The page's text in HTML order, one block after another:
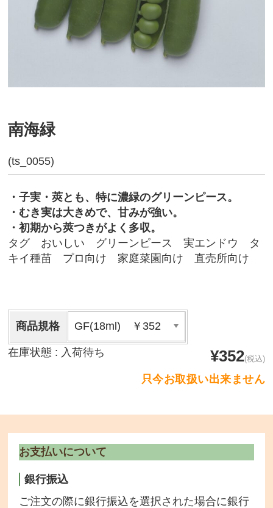
商品一覧
チェーンポット播種サービス
取り扱い商品・メーカー
南海緑
(ts_0055)
・子実・莢とも、特に濃緑のグリーンピース。
・むき実は大きめで、甘みが強い。
・初期から莢つきがよく多収。
タグ おいしい グリーンピース 実エンドウ タ
キイ種苗 プロ向け 家庭菜園向け 直売所向け
商品規格
在庫状態 : 入荷待ち ¥352(税込)
只今お取扱い出来ません
お支払いについて
銀行振込
ご注文の際に銀行振込を選択された場合に銀行